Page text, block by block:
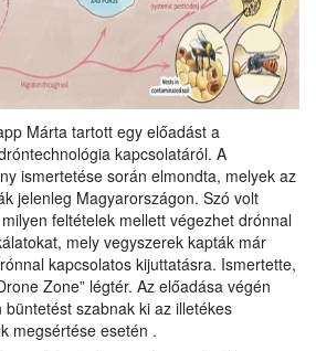
Márta tartott egy előadást a
kapcsolatáról. A
ismertetése során elmondta, melyek az
jelenleg Magyarországon. Szó volt
feltételek mellett végezhet drónnal
mely vegyszerek kapták már
kapcsolatos kijuttatásra. Ismertette,
Zone” légtér. Az előadása végén
szabnak ki az illetékes
megsértése esetén .